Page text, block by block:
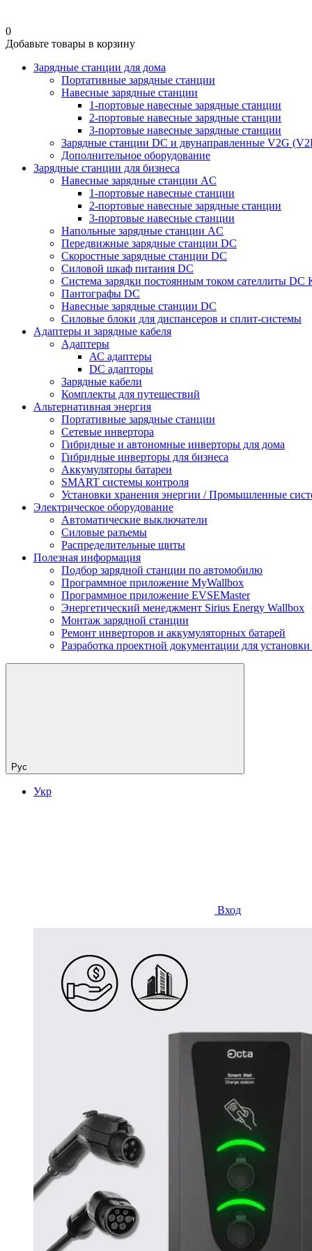
0
Добавьте товары в корзину
Зарядные станции для дома
Портативные зарядные станции
Навесные зарядные станции
1-портовые навесные зарядные станции
2-портовые навесные зарядные станции
3-портовые навесные зарядные станции
Зарядные станции DC и двунаправленные V2G
Дополнительное оборудование
Зарядные станции для бизнеса
Навесные зарядные станции AC
1-портовые навесные станции
2-портовые навесные зарядные станции
3-портовые навесные станции
Напольные зарядные станции AC
Передвижные зарядные станции DC
Скоростные зарядные станции DC
Силовой шкаф питания DC
Система зарядки постоянным током сателлиты DC
Пантографы DC
Навесные зарядные станции DC
Силовые блоки для диспансеров и сплит-системы
Адаптеры и зарядные кабеля
Адаптеры
АС адаптеры
DC адапторы
Зарядные кабели
Комплекты для путешествий
Альтернативная энергия
Портативные зарядные станции
Сетевые инвертора
Гибридные и автономные инверторы для дома
Гибридные инверторы для бизнеса
Аккумуляторы батареи
SMART системы контроля
Установки хранения энергии / Промышленные
Электрическое оборудование
Автоматические выключатели
Силовые разъемы
Распределительные щиты
Полезная информация
Подбор зарядной станции по автомобилю
Программное приложение MyWallbox
Программное приложение EVSEMaster
Энергетический менеджмент Sirius Energy Wallbox
Монтаж зарядной станции
Ремонт инверторов и аккумуляторных батарей
Разработка проектной документации для
Рус
Укр
Вход